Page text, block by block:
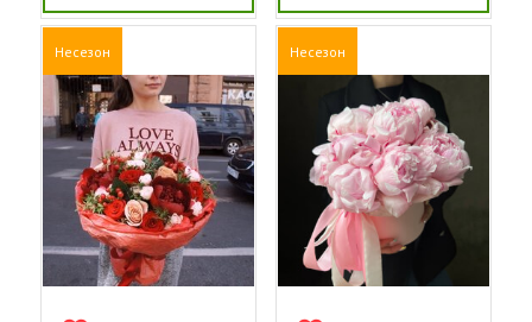
Несезон Несезон